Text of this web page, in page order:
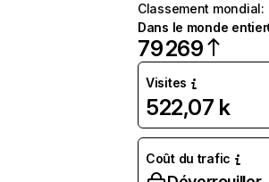
Classement mondial:
Dans le monde entier
79 269
Visites
522,07 k
Coût du trafic